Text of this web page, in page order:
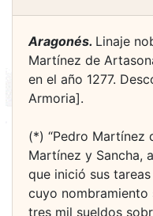
Aragonés. Linaje
Martínez de
en el año 1277.
Armoria].
(*) “Pedro Martínez
Martínez y Sancha,
que inició sus
cuyo nombramiento
tres mil sueldos